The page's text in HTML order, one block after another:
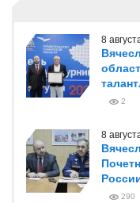
8
2
8
290